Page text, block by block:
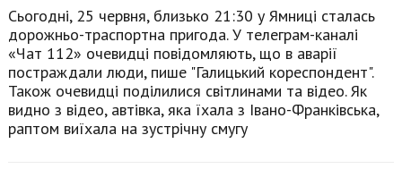
Сьогодні, 25 червня, близько 21:30 у Ямниці сталась
дорожньо-траспортна пригода. У телеграм-каналі
«Чат 112» очевидці повідомляють, що в аварії
постраждали люди, пише "Галицький кореспондент".
Також очевидці поділилися світлинами та відео. Як
видно з відео, автівка, яка їхала з Івано-Франківська,
раптом виїхала на зустрічну смугу